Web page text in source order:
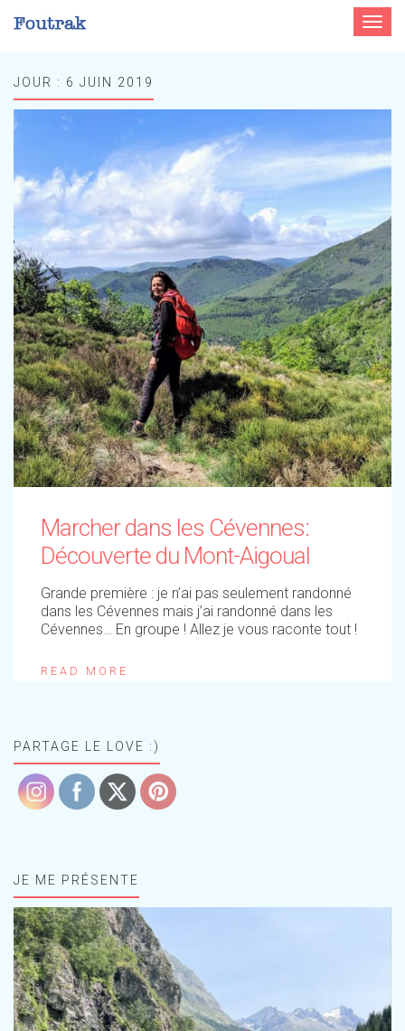
Toggle
JOUR : 6 JUIN 2019
Marcher dans les Cévennes:
Découverte du Mont-Aigoual
Grande première : je n’ai pas seulement randonné
dans les Cévennes mais j’ai randonné dans les
Cévennes… En groupe ! Allez je vous raconte tout !
READ MORE
PARTAGE LE LOVE :)
JE ME PRÉSENTE